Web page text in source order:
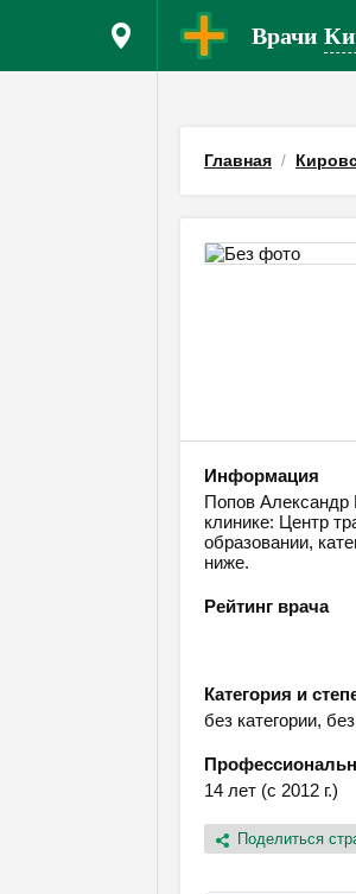
Врачи
Главная
Информация
Попов Александр
клинике: Центр
образовании,
ниже.
Рейтинг врача
Категория и
без категории,
14 лет (с 2012 г.)
Поделиться